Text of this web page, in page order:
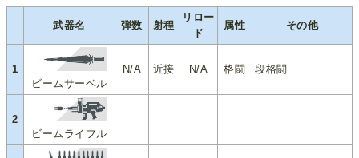
武器名 弾数 射程
リロー
ド
属性 その他
1
ビームサーベル
N/A 近接 N/A 格闘 段格闘
2
ビームライフル